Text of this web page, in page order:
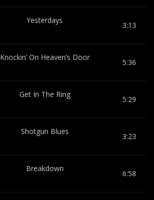
Yesterdays
3:13
Knockin’ On Heaven’s Door
5:36
Get In The Ring
5:29
Shotgun Blues
3:23
Breakdown
6:58